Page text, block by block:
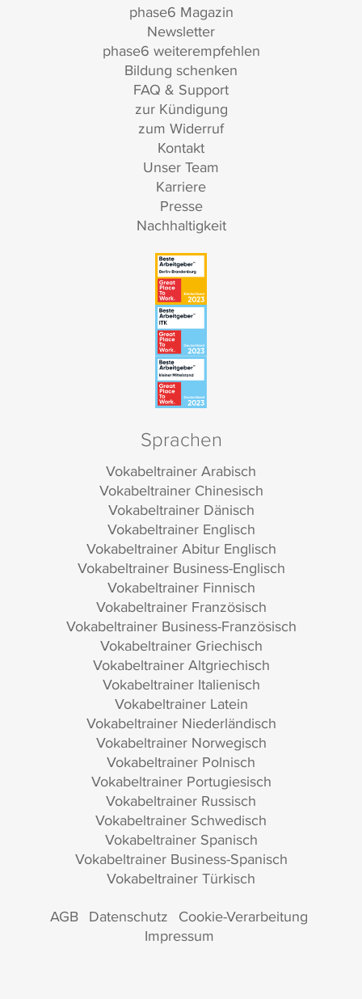
phase6 Magazin
Newsletter
phase6 weiterempfehlen
Bildung schenken
FAQ & Support
zur Kündigung
zum Widerruf
Kontakt
Unser Team
Karriere
Presse
Nachhaltigkeit
Sprachen
Vokabeltrainer Arabisch
Vokabeltrainer Chinesisch
Vokabeltrainer Dänisch
Vokabeltrainer Englisch
Vokabeltrainer Abitur Englisch
Vokabeltrainer Business-Englisch
Vokabeltrainer Finnisch
Vokabeltrainer Französisch
Vokabeltrainer Business-Französisch
Vokabeltrainer Griechisch
Vokabeltrainer Altgriechisch
Vokabeltrainer Italienisch
Vokabeltrainer Latein
Vokabeltrainer Niederländisch
Vokabeltrainer Norwegisch
Vokabeltrainer Polnisch
Vokabeltrainer Portugiesisch
Vokabeltrainer Russisch
Vokabeltrainer Schwedisch
Vokabeltrainer Spanisch
Vokabeltrainer Business-Spanisch
Vokabeltrainer Türkisch
AGB Datenschutz Cookie-Verarbeitung
Impressum